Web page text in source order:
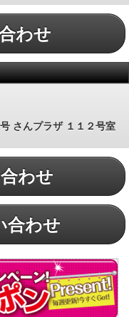
わせ
さんプラザ １１２号室
わせ
合わせ